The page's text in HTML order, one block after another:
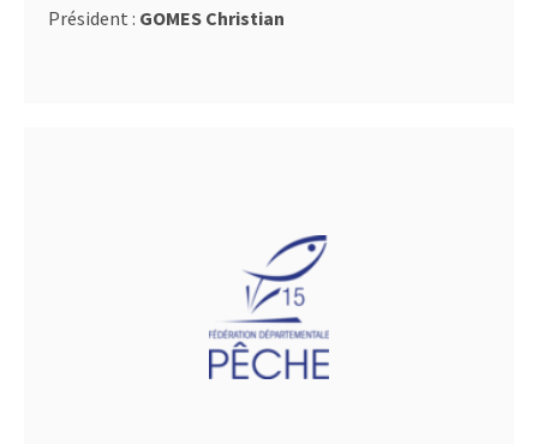
Président : GOMES Christian